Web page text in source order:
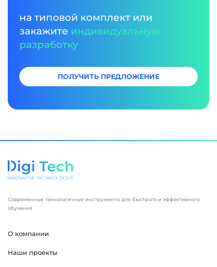
на типовой комплект или
закажите индивидуальную
разработку
ПОЛУЧИТЬ ПРЕДЛОЖЕНИЕ
Современные технологичные инструменты для быстрого и эффективного
обучения
О компании
Наши проекты